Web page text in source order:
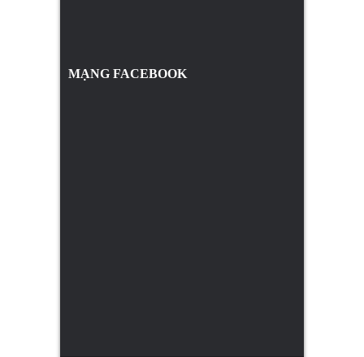
MẠNG FACEBOOK